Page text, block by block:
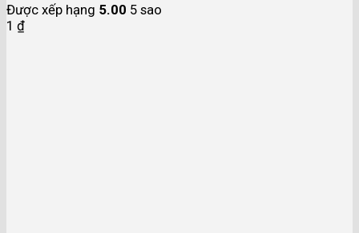
Được xếp hạng 5.00 5 sao
1 ₫